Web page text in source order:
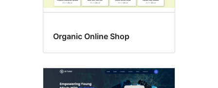
Organic Online Shop